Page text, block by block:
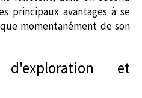
principaux avantages à se
momentanément de son
et